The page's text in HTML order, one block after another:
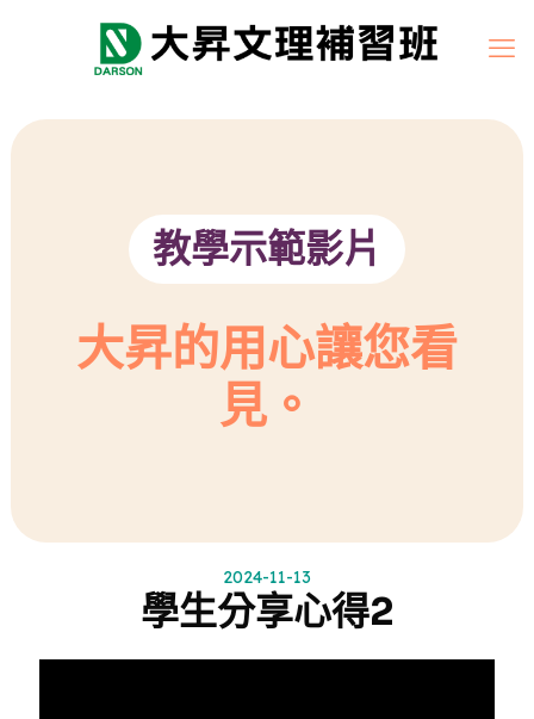
教學示範影片
大昇的用心讓您看
見。
2024-11-13
學生分享心得2